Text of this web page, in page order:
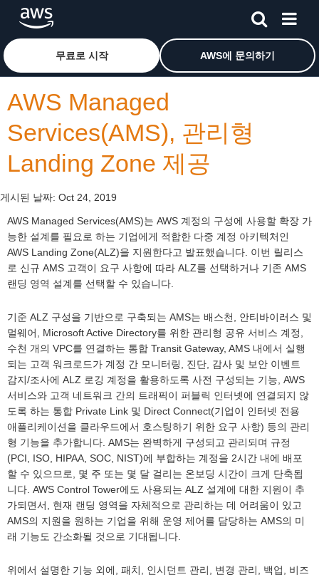
메인 콘텐츠로 건너뛰기Amazon Web Services 홈 페이지로 돌아가려면 여기를 클
무료로 시작 AWS에 문의하기
AWS Managed
Services(AMS), 관리형
Landing Zone 제공
게시된 날짜: Oct 24, 2019
AWS Managed Services(AMS)는 AWS 계정의 구성에 사용할 확장 가
능한 설계를 필요로 하는 기업에게 적합한 다중 계정 아키텍처인
AWS Landing Zone(ALZ)을 지원한다고 발표했습니다. 이번 릴리스
로 신규 AMS 고객이 요구 사항에 따라 ALZ를 선택하거나 기존 AMS
랜딩 영역 설계를 선택할 수 있습니다.
기준 ALZ 구성을 기반으로 구축되는 AMS는 배스천, 안티바이러스 및
멀웨어, Microsoft Active Directory를 위한 관리형 공유 서비스 계정,
수천 개의 VPC를 연결하는 통합 Transit Gateway, AMS 내에서 실행
되는 고객 워크로드가 계정 간 모니터링, 진단, 감사 및 보안 이벤트
감지/조사에 ALZ 로깅 계정을 활용하도록 사전 구성되는 기능, AWS
서비스와 고객 네트워크 간의 트래픽이 퍼블릭 인터넷에 연결되지 않
도록 하는 통합 Private Link 및 Direct Connect(기업이 인터넷 전용
애플리케이션을 클라우드에서 호스팅하기 위한 요구 사항) 등의 관리
형 기능을 추가합니다. AMS는 완벽하게 구성되고 관리되며 규정
(PCI, ISO, HIPAA, SOC, NIST)에 부합하는 계정을 2시간 내에 배포
할 수 있으므로, 몇 주 또는 몇 달 걸리는 온보딩 시간이 크게 단축됩
니다. AWS Control Tower에도 사용되는 ALZ 설계에 대한 지원이 추
가되면서, 현재 랜딩 영역을 자체적으로 관리하는 데 어려움이 있고
AMS의 지원을 원하는 기업을 위해 운영 제어를 담당하는 AMS의 미
래 기능도 간소화될 것으로 기대됩니다.
위에서 설명한 기능 외에, 패치, 인시던트 관리, 변경 관리, 백업, 비즈